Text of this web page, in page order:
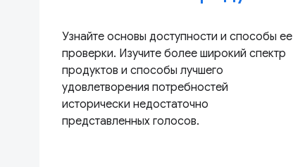
Узнайте основы доступности и способы ее
проверки. Изучите более широкий спектр
продуктов и способы лучшего
удовлетворения потребностей
исторически недостаточно
представленных голосов.